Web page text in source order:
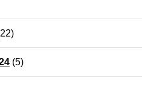
(5)